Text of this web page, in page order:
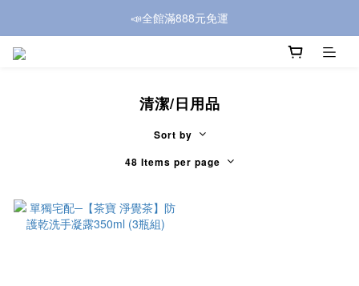
📣全館滿888元免運
清潔/日用品
Sort by
48 Items per page